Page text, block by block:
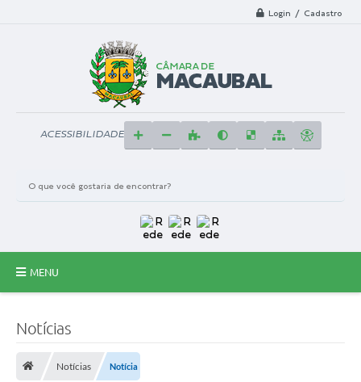
Login / Cadastro
ACESSIBILIDADE
MENU
Município
Notícias
Notícias Notícia